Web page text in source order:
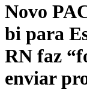
conteúdo
Novo
bi para
RN faz
enviar